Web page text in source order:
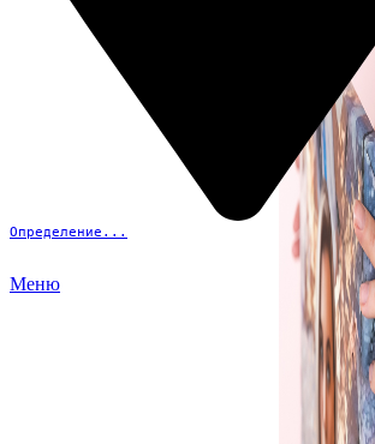
Определение...
Меню